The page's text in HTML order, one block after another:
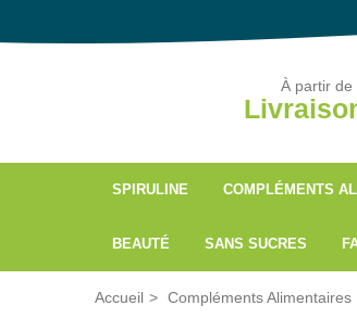
À partir
SPIRULINE COMPLÉMENTS
BEAUTÉ SANS SUCRES
Accueil > Compléments Alimentaires